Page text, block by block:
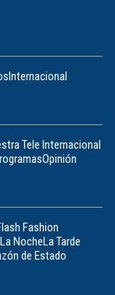
Internacional
Tele Internacional
Opinión
Fashion
La NocheLa Tarde
de Estado